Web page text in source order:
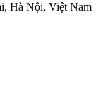
Hà Nội, Việt Nam